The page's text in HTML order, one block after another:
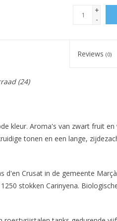
+
-
Reviews(0)
(24)
kleur. Aroma's van zwart fruit en
tonen en een lange,
d'en Crusat in de gemeente
stokken Carinyena.